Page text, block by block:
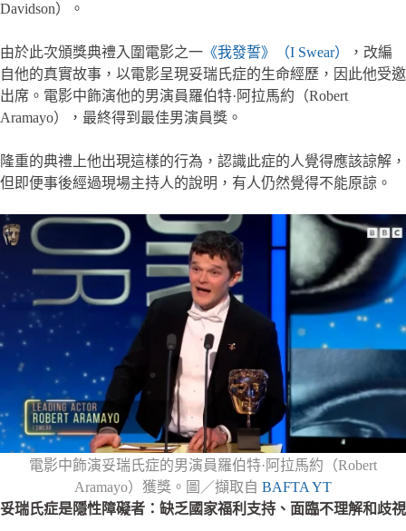
Davidson）。
由於此次頒獎典禮入圍電影之一 《我發誓》（I Swear）
，改編
自他的真實故事，以電影呈現妥瑞氏症的生命經歷，因此他受邀
出席。電影中飾演他的男演員羅伯特·阿拉馬約（Robert
Aramayo），最終得到最佳男演員獎。
隆重的典禮上他出現這樣的行為，認識此症的人覺得應該諒解，
但即便事後經過現場主持人的說明，有人仍然覺得不能原諒。
電影中飾演妥瑞氏症的男演員羅伯特·阿拉馬約（Robert
Aramayo）獲獎。圖／擷取自 BAFTA YT
妥瑞氏症是隱性障礙者：缺乏國家福利支持、面臨不理解和歧視